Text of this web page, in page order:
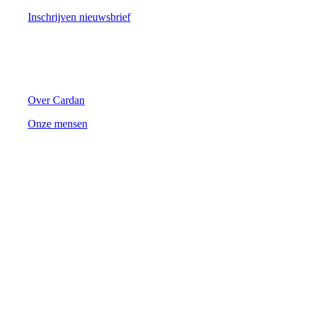
Inschrijven nieuwsbrief
Over Cardan
Onze mensen